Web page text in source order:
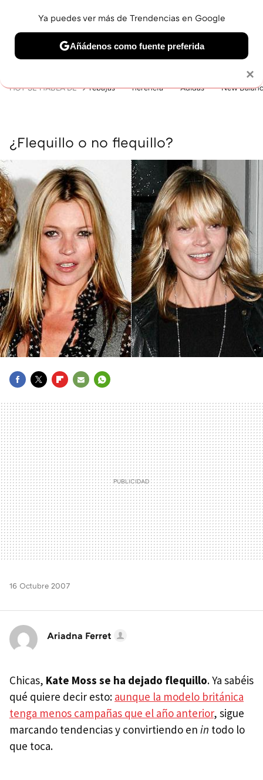
BELLEZA SHOPPING VIAJES GASTRO SNEAKERS
HOY SE HABLA DE rebajas herencia Adidas New
¿Flequillo o no flequillo?
MAIL
16 Octubre 2007
Ariadna Ferret
Chicas, Kate Moss se ha dejado flequillo. Ya sabéis
qué quiere decir esto: aunque la modelo británica
tenga menos campañas que el año anterior, sigue
marcando tendencias y convirtiendo en in todo lo
que toca.
×
Ya puedes ver más de Trendencias en Google
Añádenos como fuente preferida